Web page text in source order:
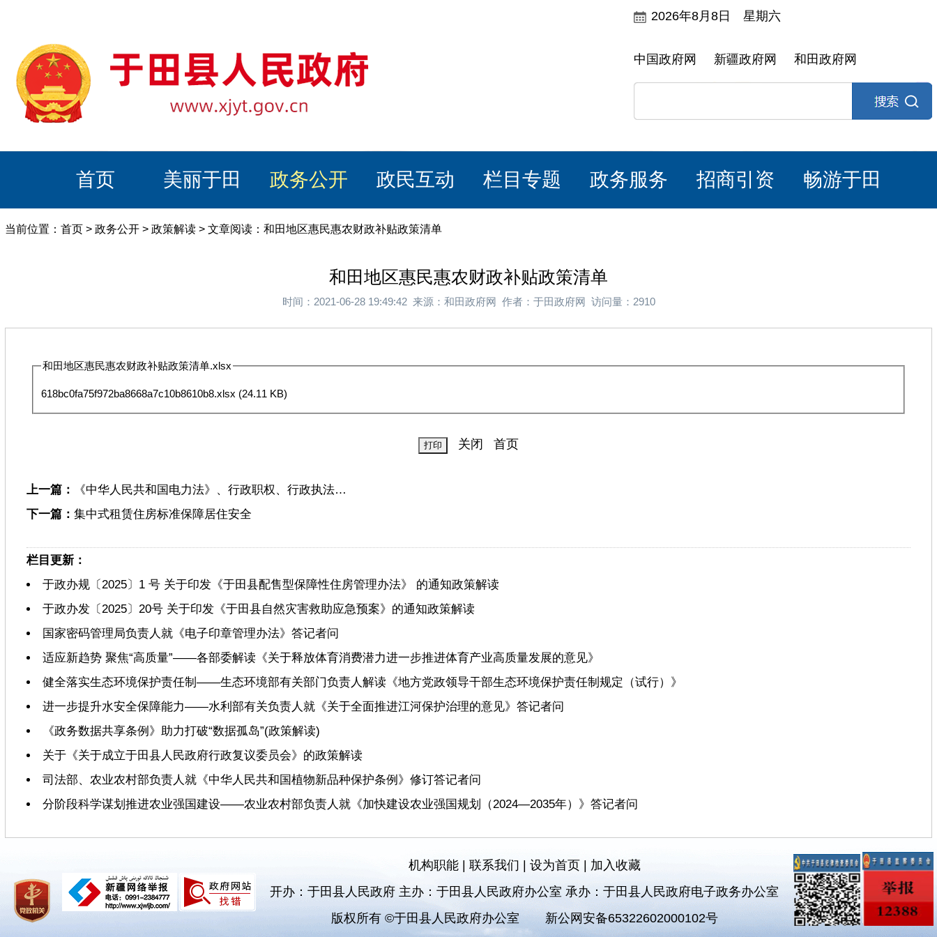
2026年8月8日 星期六
中国政府网 新疆政府网 和田政府网
首页 美丽于田 政务公开 政民互动 栏目专题 政务服务 招商引资 畅游于田
当前位置： 首页 > 政务公开 > 政策解读 > 文章阅读：和田地区惠民惠农财政补贴政策清单
和田地区惠民惠农财政补贴政策清单
时间：2021-06-28 19:49:42 来源：和田政府网 作者：于田政府网 访问量：2910
和田地区惠民惠农财政补贴政策清单.xlsx
618bc0fa75f972ba8668a7c10b8610b8.xlsx (24.11 KB)
关闭 首页
上一篇：
《中华人民共和国电力法》、行政职权、行政执法…
下一篇： 集中式租赁住房标准保障居住安全
栏目更新：
于政办规〔2025〕1 号 关于印发《于田县配售型保障性住房管理办法》 的通知政策解读
于政办发〔2025〕20号 关于印发《于田县自然灾害救助应急预案》的通知政策解读
国家密码管理局负责人就《电子印章管理办法》答记者问
适应新趋势 聚焦“高质量”——各部委解读《关于释放体育消费潜力进一步推进体育产业高质量发展的意见》
健全落实生态环境保护责任制——生态环境部有关部门负责人解读《地方党政领导干部生态环境保护责任制规定（试行）》
进一步提升水安全保障能力——水利部有关负责人就《关于全面推进江河保护治理的意见》答记者问
《政务数据共享条例》助力打破“数据孤岛”(政策解读)
关于《关于成立于田县人民政府行政复议委员会》的政策解读
司法部、农业农村部负责人就《中华人民共和国植物新品种保护条例》修订答记者问
分阶段科学谋划推进农业强国建设——农业农村部负责人就《加快建设农业强国规划（2024—2035年）》答记者问
机构职能| 联系我们 | 设为首页| 加入收藏
开办：于田县人民政府 主办：于田县人民政府办公室 承办：于田县人民政府电子政务办公室
版权所有 ©于田县人民政府办公室
新公网安备65322602000102号